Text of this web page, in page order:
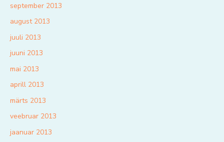
september 2013
august 2013
juuli 2013
juuni 2013
mai 2013
aprill 2013
märts 2013
veebruar 2013
jaanuar 2013